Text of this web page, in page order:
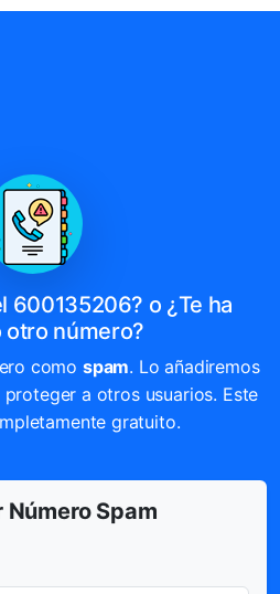
600135206? o ¿Te ha
otro número?
como spam. Lo añadiremos
a otros usuarios. Este
gratuito.
Número Spam